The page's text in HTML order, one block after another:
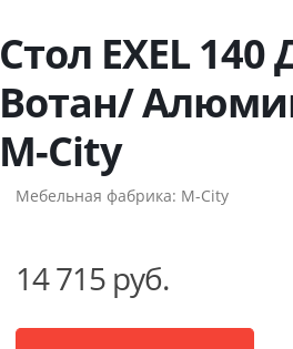
Стол EXEL 140
Вотан/
М-City
Мебельная фабрика: M-City
14 715 руб.